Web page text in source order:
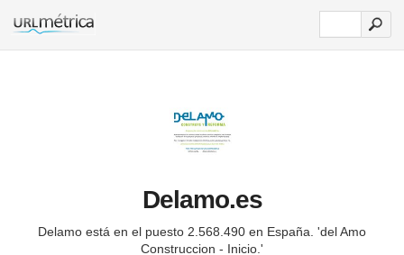
Delamo.es
Delamo está en el puesto 2.568.490 en España. 'del Amo
Construccion - Inicio.'